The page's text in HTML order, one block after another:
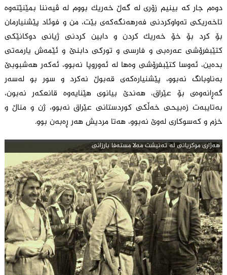
دوەم جار کە بینیم زۆری لە گەڵ خەریک بووم لە ڤیەننا بمێنێتەوە
تاخەریکی تەواوکردنی فەرهەنگەکەی بێت، من و فوئاد پێشنیارمان
بۆ کرد بۆ خۆ خەریک کردن و دابین کردنی ژیانی دوکانێکی
کتێبفرۆشی عەرەبی و فارسی و تورکی دابنێ و ئێمه‌ش یارمەتی
بدەین، ئەوسا کتێبفرۆشی وەها لە ئەوروپا نەبوو، ئەکەر هەشبوبێ
بەناوبانگ نەبوو، پێشنیارەکەی قەبوڵ نەکرد و سور بو لەسەر
گەڕانەوەی بۆ عێراق، هەندێ بیانوی هێنایەوە قانعکەر نەبون،
بەتایبەت زەبیحی خەڵکی کوردستانی عێراق نەبوو، ژن و مناڵ و
خزم و کەسوکاری لەوێ نەبوو، هەتا مردیش هەر ڕەبەن بوو.
هه‌ژاری موكریانى له‌ ته‌نیشت مەلا مستەفا بارزانی